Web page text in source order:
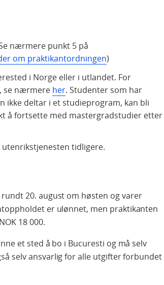
nærmere punkt 5 på
om praktikantordningen)
i Norge eller i utlandet. For
se nærmere her. Studenter som har
ikke deltar i et studieprogram, kan bli
å fortsette med mastergradstudier etter
tidligere.
20. august om høsten og varer
er ulønnet, men praktikanten
18 000.
et sted å bo i Bucuresti og må selv
selv ansvarlig for alle utgifter forbundet